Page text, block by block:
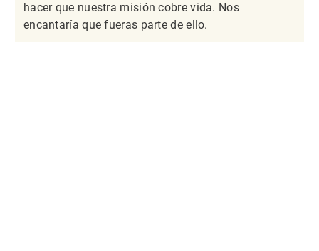
hacer que nuestra misión cobre vida. Nos
encantaría que fueras parte de ello.